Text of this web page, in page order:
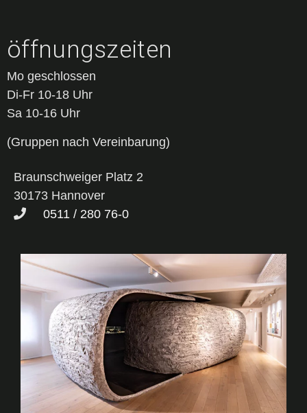
öffnungszeiten
Mo geschlossen
Di-Fr 10-18 Uhr
Sa 10-16 Uhr
(Gruppen nach Vereinbarung)
Braunschweiger Platz 2
30173 Hannover
0511 / 280 76-0